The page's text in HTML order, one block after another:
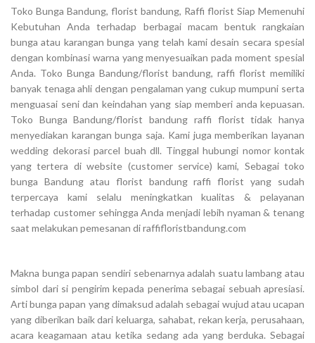
Toko Bunga Bandung, florist bandung, Raffi florist Siap Memenuhi
Kebutuhan Anda terhadap berbagai macam bentuk rangkaian
bunga atau karangan bunga yang telah kami desain secara spesial
dengan kombinasi warna yang menyesuaikan pada moment spesial
Anda. Toko Bunga Bandung/florist bandung, raffi florist memiliki
banyak tenaga ahli dengan pengalaman yang cukup mumpuni serta
menguasai seni dan keindahan yang siap memberi anda kepuasan.
Toko Bunga Bandung/florist bandung raffi florist tidak hanya
menyediakan karangan bunga saja. Kami juga memberikan layanan
wedding dekorasi parcel buah dll. Tinggal hubungi nomor kontak
yang tertera di website (customer service) kami, Sebagai toko
bunga Bandung atau florist bandung raffi florist yang sudah
terpercaya kami selalu meningkatkan kualitas & pelayanan
terhadap customer sehingga Anda menjadi lebih nyaman & tenang
saat melakukan pemesanan di raffifloristbandung.com
Makna bunga papan sendiri sebenarnya adalah suatu lambang atau
simbol dari si pengirim kepada penerima sebagai sebuah apresiasi.
Arti bunga papan yang dimaksud adalah sebagai wujud atau ucapan
yang diberikan baik dari keluarga, sahabat, rekan kerja, perusahaan,
acara keagamaan atau ketika sedang ada yang berduka. Sebagai